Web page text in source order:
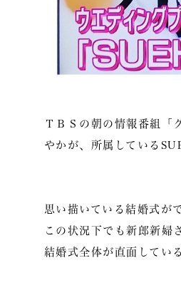
ＴＢＳの朝の情報番組
やかが、所属している
思い描いている結婚式が
この状況下でも新郎新婦
結婚式全体が直面してい